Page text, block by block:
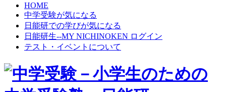
HOME
中学受験が気になる
日能研での学びが気になる
日能研生--MY NICHINOKEN ログイン
テスト・イベントについて